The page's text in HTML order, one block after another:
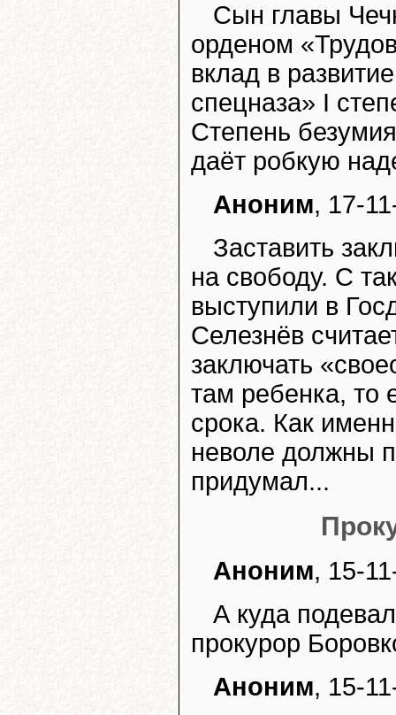
Сын главы
орденом
вклад в
спецназа» I
Степень
даёт робкую
Аноним, 17-
Заставить
на свободу. С
выступили в
Селезнёв
заключать
там ребенка, то
срока. Как
неволе должны
придумал...
Аноним, 15-
А куда
прокурор
Аноним, 15-